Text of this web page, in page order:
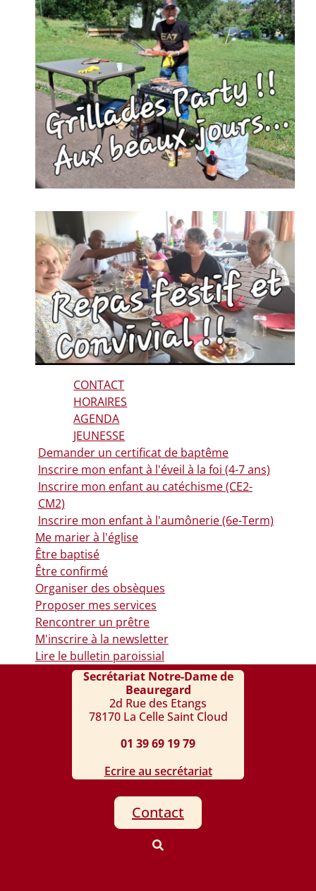
Demander un certificat de baptême
Inscrire mon enfant à l'éveil à la foi (4-7 ans)
Inscrire mon enfant au catéchisme (CE2-
CM2)
Inscrire mon enfant à l'aumônerie (6e-Term)
Me marier à l'église
Être baptisé
Être confirmé
Organiser des obsèques
Proposer mes services
Rencontrer un prêtre
M'inscrire à la newsletter
Lire le bulletin paroissial
CONTACT
HORAIRES
AGENDA
JEUNESSE
Secrétariat Notre-Dame de
Beauregard
2d Rue des Etangs
78170 La Celle Saint Cloud
01 39 69 19 79
Ecrire au secrétariat
Contact